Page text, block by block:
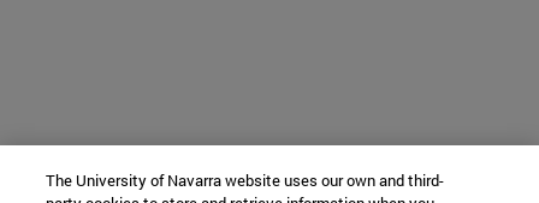
The University of Navarra website uses our own and third-